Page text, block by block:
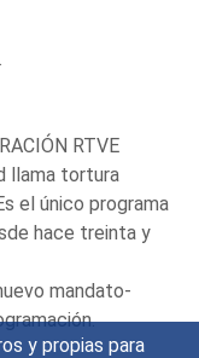
y propias para
RTVE
llama tortura
el único programa
hace treinta y
mandato-